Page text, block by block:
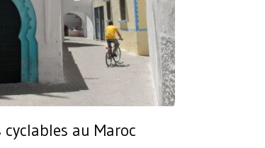
au Maroc